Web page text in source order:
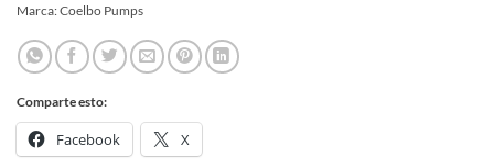
Marca:Coelbo Pumps
Comparte esto:
Facebook X